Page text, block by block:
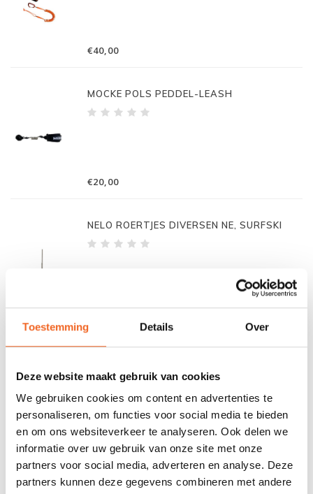
Toestemming Details Over
Deze website maakt gebruik van cookies
We gebruiken cookies om content en advertenties te
personaliseren, om functies voor social media te bieden
en om ons websiteverkeer te analyseren. Ook delen we
informatie over uw gebruik van onze site met onze
partners voor social media, adverteren en analyse. Deze
partners kunnen deze gegevens combineren met andere
€40,00
MOCKE POLS PEDDEL-LEASH
€20,00
NELO ROERTJES DIVERSEN NE, SURFSKI
€12,00
NELO CABLE STRETCHER MET ROERKABEL